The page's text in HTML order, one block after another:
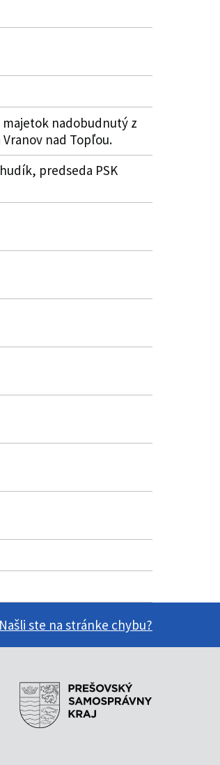
majetok nadobudnutý z
nad Topľou.
predseda PSK
Našli ste na stránke chybu?